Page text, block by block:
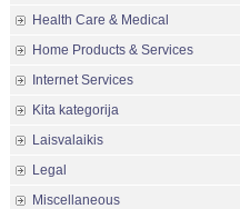
Health Care & Medical
Home Products & Services
Internet Services
Kita kategorija
Laisvalaikis
Legal
Miscellaneous